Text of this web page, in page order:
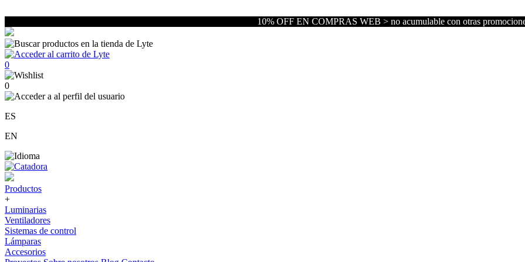
10% OFF EN COMPRAS WEB > no acumulable con otras
0
0
ES
EN
Productos
+
Luminarias
Ventiladores
Sistemas de control
Lámparas
Accesorios